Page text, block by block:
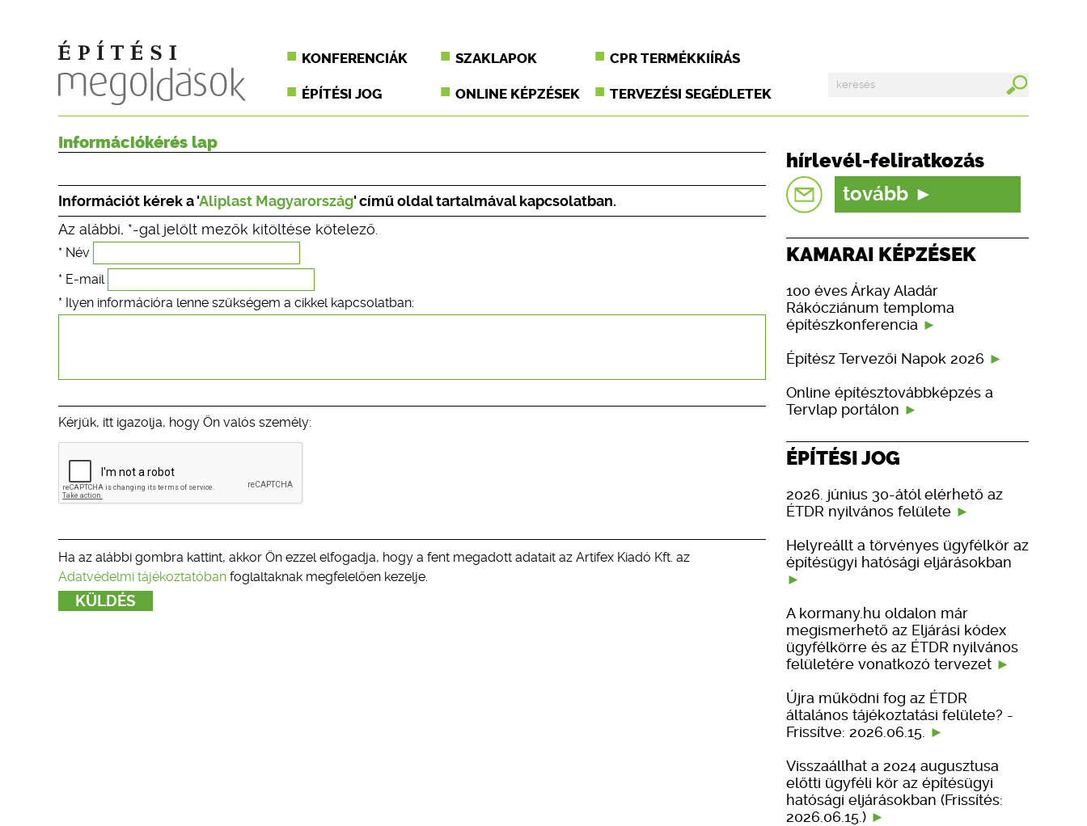
KONFERENCIÁK SZAKLAPOK CPR TERMÉKKIÍRÁS
ÉPÍTÉSI JOG ONLINE KÉPZÉSEK TERVEZÉSI SEGÉDLETEK
Információkérés lap
Információt kérek a 'Aliplast Magyarország' című oldal tartalmával kapcsolatban.
Az alábbi, *-gal jelölt mezők kitöltése kötelező.
* Név
* E-mail
* Ilyen információra lenne szükségem a cikkel kapcsolatban:
Kérjük, itt igazolja, hogy Ön valós személy:
Ha az alábbi gombra kattint, akkor Ön ezzel elfogadja, hogy a fent megadott adatait az Artifex Kiadó Kft. az
Adatvédelmi tájékoztatóban foglaltaknak megfelelően kezelje.
hírlevél-feliratkozás
tovább
KAMARAI KÉPZÉSEK
100 éves Árkay Aladár
Rákócziánum temploma
építészkonferencia
Építész Tervezői Napok 2026
Online építésztovábbképzés a
Tervlap portálon
ÉPÍTÉSI JOG
2026. június 30-ától elérhető az
ÉTDR nyilvános felülete
Helyreállt a törvényes ügyfélkör az
építésügyi hatósági eljárásokban
A kormany.hu oldalon már
megismerhető az Eljárási kódex
ügyfélkörre és az ÉTDR nyilvános
felületére vonatkozó tervezet
Újra működni fog az ÉTDR
általános tájékoztatási felülete? -
Frissítve: 2026.06.15.
Visszaállhat a 2024 augusztusa
előtti ügyféli kör az építésügyi
hatósági eljárásokban (Frissítés:
2026.06.15.)